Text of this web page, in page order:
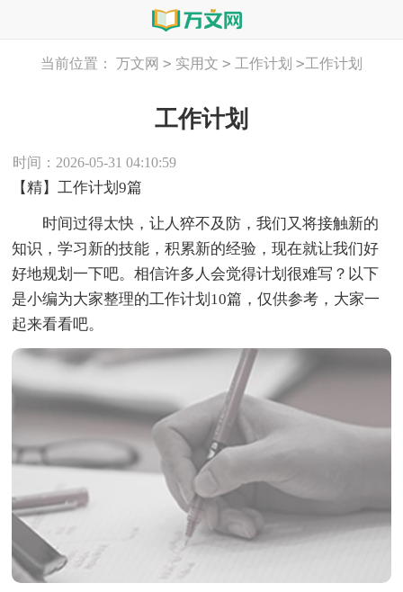
当前位置： 万文网 > 实用文 > 工作计划 >工作计划
工作计划
时间：2026-05-31 04:10:59
【精】工作计划9篇
时间过得太快，让人猝不及防，我们又将接触新的
知识，学习新的技能，积累新的经验，现在就让我们好
好地规划一下吧。相信许多人会觉得计划很难写？以下
是小编为大家整理的工作计划10篇，仅供参考，大家一
起来看看吧。